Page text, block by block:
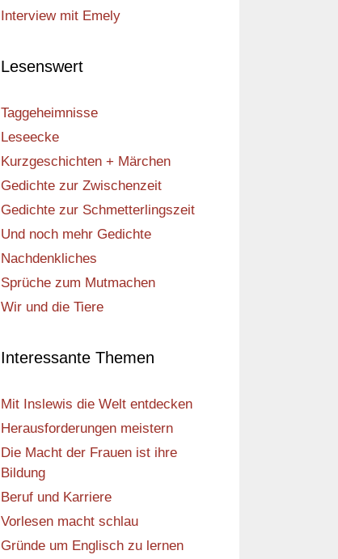
Interview mit Emely
Lesenswert
Taggeheimnisse
Leseecke
Kurzgeschichten + Märchen
Gedichte zur Zwischenzeit
Gedichte zur Schmetterlingszeit
Und noch mehr Gedichte
Nachdenkliches
Sprüche zum Mutmachen
Wir und die Tiere
Interessante Themen
Mit Inslewis die Welt entdecken
Herausforderungen meistern
Die Macht der Frauen ist ihre
Bildung
Beruf und Karriere
Vorlesen macht schlau
Gründe um Englisch zu lernen